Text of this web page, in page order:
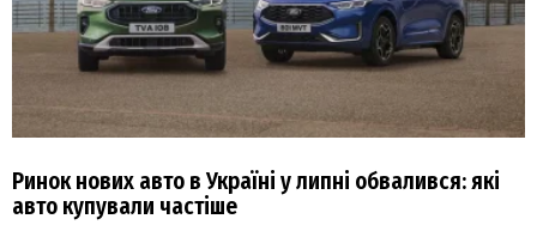
Ринок нових авто в Україні у липні обвалився: які
авто купували частіше